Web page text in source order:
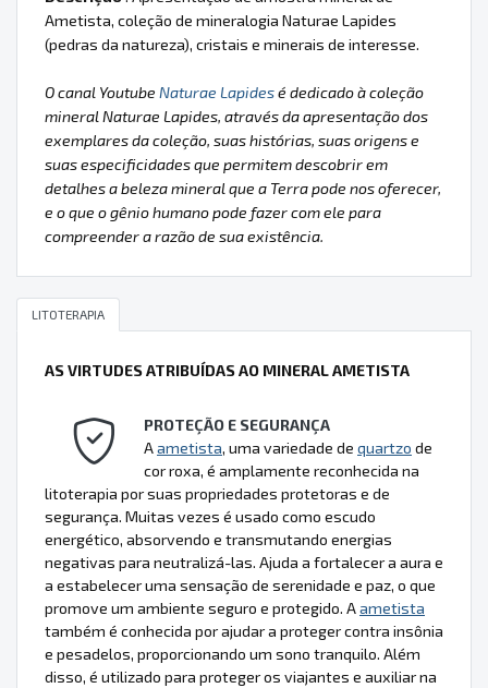
Ametista, coleção de mineralogia Naturae Lapides
(pedras da natureza), cristais e minerais de interesse.
O canal Youtube Naturae Lapidesé dedicado à coleção
mineral Naturae Lapides, através da apresentação dos
exemplares da coleção, suas histórias, suas origens e
suas especificidades que permitem descobrir em
detalhes a beleza mineral que a Terra pode nos oferecer,
e o que o gênio humano pode fazer com ele para
compreender a razão de sua existência.
LITOTERAPIA
AS VIRTUDES ATRIBUÍDAS AO MINERAL AMETISTA
PROTEÇÃO E SEGURANÇA
Aametista, uma variedade de quartzo de
cor roxa, é amplamente reconhecida na
litoterapia por suas propriedades protetoras e de
segurança. Muitas vezes é usado como escudo
energético, absorvendo e transmutando energias
negativas para neutralizá-las. Ajuda a fortalecer a aura e
a estabelecer uma sensação de serenidade e paz, o que
promove um ambiente seguro e protegido. Aametista
também é conhecida por ajudar a proteger contra insônia
e pesadelos, proporcionando um sono tranquilo. Além
disso, é utilizado para proteger os viajantes e auxiliar na